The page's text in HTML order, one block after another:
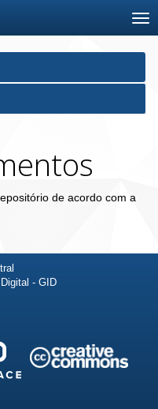
de acordo com a
- GID